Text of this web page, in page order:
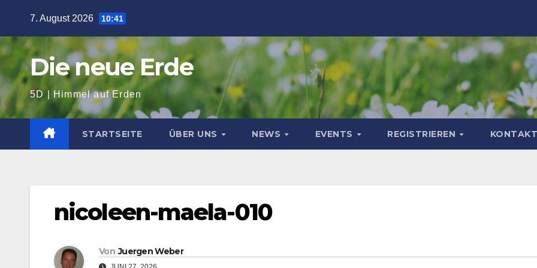
springen
7. August 2026 10:41
Die neue Erde
5D | Himmel auf Erden
STARTSEITE ÜBER UNS NEWS EVENTS REGISTRIEREN
nicoleen-maela-010
Von Juergen Weber